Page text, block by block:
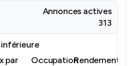
Annonces actives
313
par
OccupationRendement